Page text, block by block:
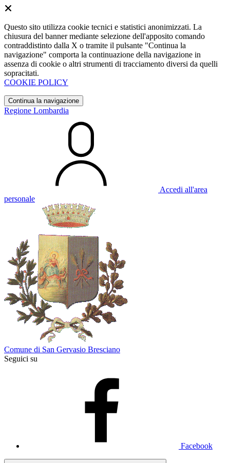
Questo sito utilizza cookie tecnici e statistici anonimizzati. La
chiusura del banner mediante selezione dell'apposito comando
contraddistinto dalla X o tramite il pulsante "Continua la
navigazione" comporta la continuazione della navigazione in
assenza di cookie o altri strumenti di tracciamento diversi da quelli
sopracitati.
COOKIE POLICY
Continua la navigazione
Regione Lombardia
Accedi all'area
personale
Comune di San Gervasio Bresciano
Seguici su
Facebook